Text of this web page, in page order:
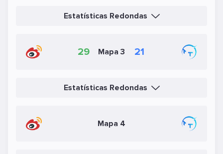
Estatísticas Redondas
29 Mapa 3 21
Estatísticas Redondas
Mapa 4